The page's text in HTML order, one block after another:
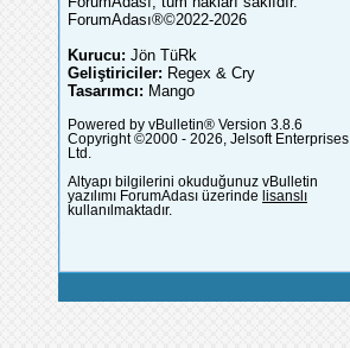
ForumAdası®©2022-2026
Kurucu: Jön TüRk
Geliştiriciler: Regex & Cry
Tasarımcı: Mango
Powered by vBulletin® Version 3.8.6
Copyright ©2000 - 2026, Jelsoft Enterprises
Ltd.
Altyapı bilgilerini okuduğunuz vBulletin
yazılımı ForumAdası üzerinde lisanslı
kullanılmaktadır.